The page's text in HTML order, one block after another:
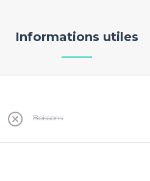
Informations utiles
Boissons